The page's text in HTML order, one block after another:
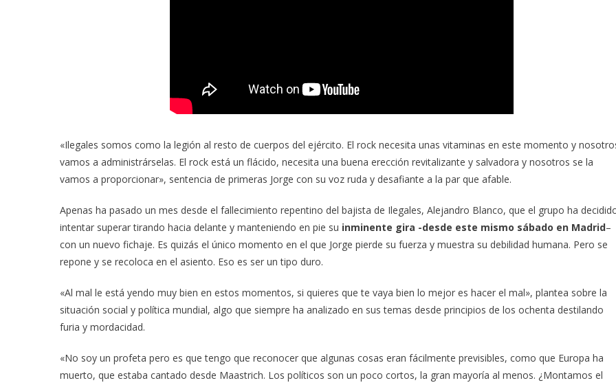
«Ilegales somos como la legión al resto de cuerpos del ejército. El rock necesita unas vitaminas en este momento y
vamos a administrárselas. El rock está un flácido, necesita una buena erección revitalizante y salvadora y nosotros se la
vamos a proporcionar», sentencia de primeras Jorge con su voz ruda y desafiante a la par que afable.
Apenas ha pasado un mes desde el fallecimiento repentino del bajista de Ilegales, Alejandro Blanco, que el grupo ha
intentar superar tirando hacia delante y manteniendo en pie su inminente gira -desde este mismo sábado en Madrid–
con un nuevo fichaje. Es quizás el único momento en el que Jorge pierde su fuerza y muestra su debilidad humana. Pero se
repone y se recoloca en el asiento. Eso es ser un tipo duro.
«Al mal le está yendo muy bien en estos momentos, si quieres que te vaya bien lo mejor es hacer el mal», plantea sobre la
situación social y política mundial, algo que siempre ha analizado en sus temas desde principios de los ochenta destilando
furia y mordacidad.
«No soy un profeta pero es que tengo que reconocer que algunas cosas eran fácilmente previsibles, como que Europa ha
muerto, que estaba cantado desde Maastrich. Los políticos son un poco cortos, la gran mayoría al menos. ¿Montamos el